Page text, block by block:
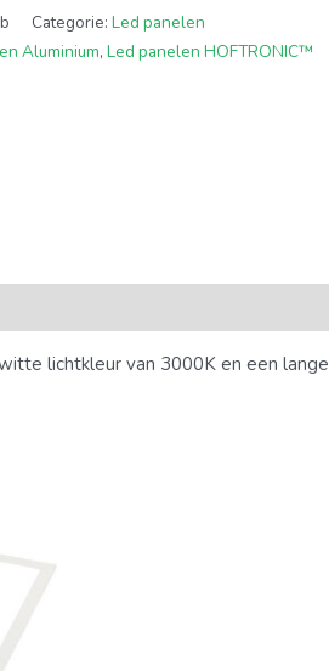
Categorie:Led panelen
Aluminium,Led panelen HOFTRONIC™
lichtkleur van 3000K en een lange